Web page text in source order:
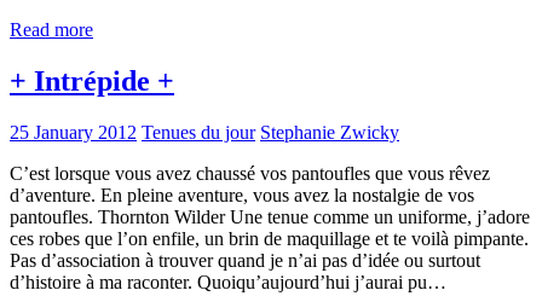
Read more
+ Intrépide +
25 January 2012 Tenues du jour Stephanie Zwicky
C’est lorsque vous avez chaussé vos pantoufles que vous rêvez
d’aventure. En pleine aventure, vous avez la nostalgie de vos
pantoufles. Thornton Wilder Une tenue comme un uniforme, j’adore
ces robes que l’on enfile, un brin de maquillage et te voilà pimpante.
Pas d’association à trouver quand je n’ai pas d’idée ou surtout
d’histoire à ma raconter. Quoiqu’aujourd’hui j’aurai pu…